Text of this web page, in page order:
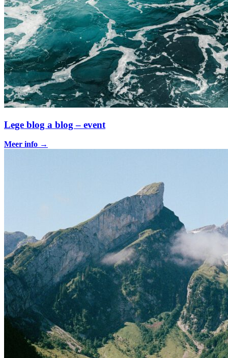
Lege blog a blog – event
Meer info →